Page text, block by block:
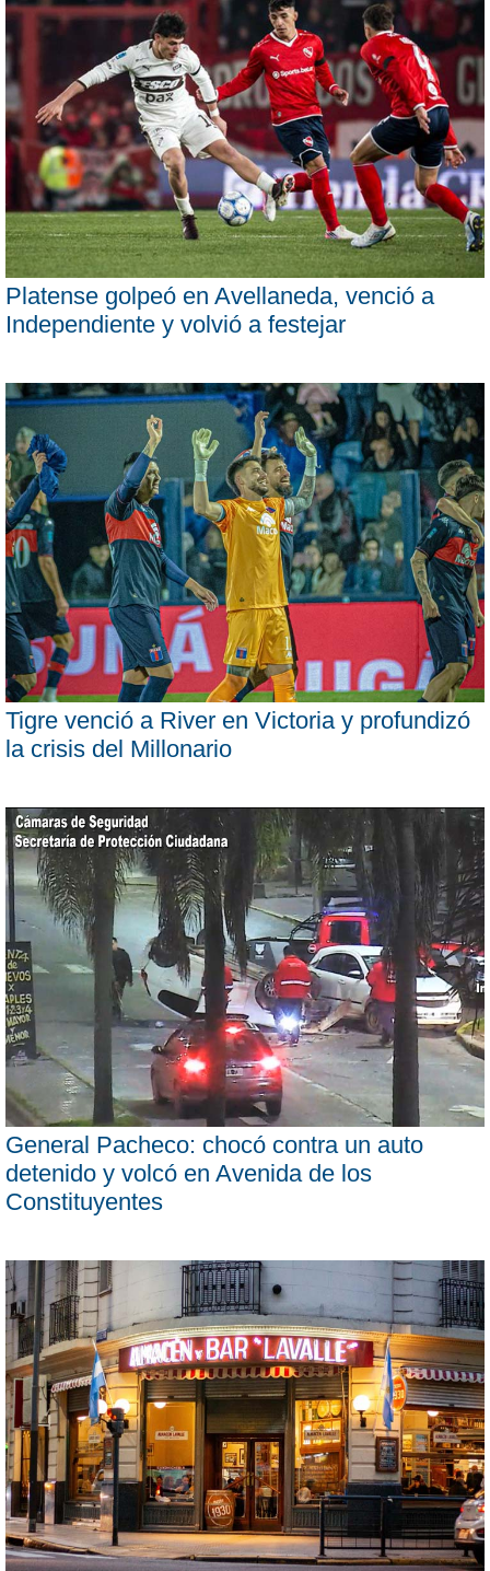
Platense golpeó en Avellaneda, venció a
Independiente y volvió a festejar
Tigre venció a River en Victoria y profundizó
la crisis del Millonario
General Pacheco: chocó contra un auto
detenido y volcó en Avenida de los
Constituyentes